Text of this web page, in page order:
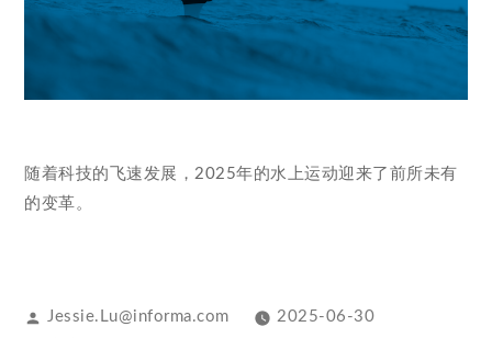
随着科技的飞速发展，2025年的水上运动迎来了前所未有
的变革。
Jessie.Lu@informa.com
2025-06-30